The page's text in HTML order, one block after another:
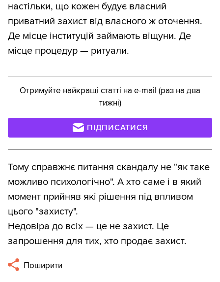
настільки, що кожен будує власний
приватний захист від власного ж оточення.
Де місце інституцій займають віщуни. Де
місце процедур — ритуали.
Отримуйте найкращі статті на e-mail (раз на два
тижні)
ПІДПИСАТИСЯ
Тому справжнє питання скандалу не "як таке
можливо психологічно". А хто саме і в який
момент прийняв які рішення під впливом
цього "захисту".
Недовіра до всіх — це не захист. Це
запрошення для тих, хто продає захист.
Поширити